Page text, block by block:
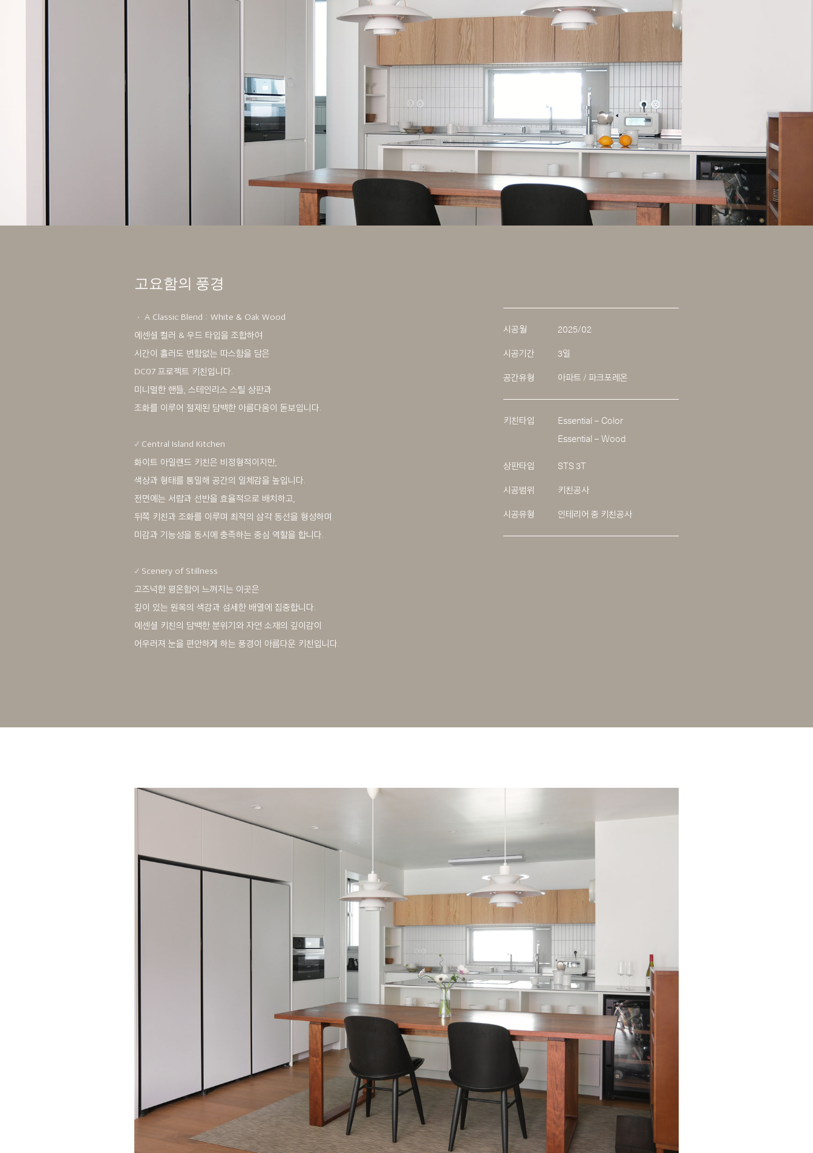
고요함의 풍경
ㆍ A Classic Blend : White & Oak Wood
에센셜 컬러 & 우드 타입을 조합하여
시간이 흘러도 변함없는 따스함을 담은
DC07 프로젝트 키친입니다.
미니멀한 핸들, 스테인리스 스틸 상판과
조화를 이루어 절제된 담백한 아름다움이 돋보입니다.
✓ Central Island Kitchen
화이트 아일랜드 키친은 비정형적이지만,
색상과 형태를 통일해 공간의 일체감을 높입니다.
전면에는 서랍과 선반을 효율적으로 배치하고,
뒤쪽 키친과 조화를 이루며 최적의 삼각 동선을 형성하며
미감과 기능성을 동시에 충족하는 중심 역할을 합니다.
✓ Scenery of Stillness
고즈넉한 평온함이 느껴지는 이곳은
깊이 있는 원목의 색감과 섬세한 배열에 집중합니다.
에센셜 키친의 담백한 분위기와 자연 소재의 깊이감이
어우러져 눈을 편안하게 하는 풍경이 아름다운 키친입니다.
시공월 2025/02
시공기간 3일
공간유형 아파트 / 파크포레온
키친타입
Essential – Color
Essential – Wood
상판타입 STS 3T
시공범위 키친공사
시공유형 인테리어 중 키친공사